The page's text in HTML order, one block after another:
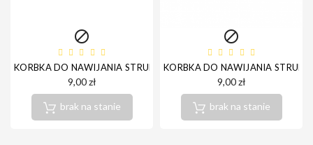

KORBKA DO NAWIJANIA STRUN ORTEGA OSW-DLX-TOR
9,00 zł
brak na stanie

KORBKA DO NAWIJANIA STRUN
9,00 zł
brak na stanie